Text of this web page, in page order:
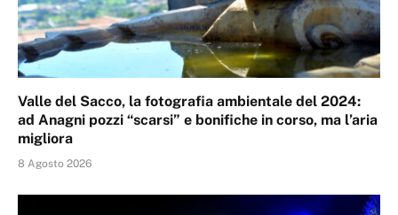
Valle del Sacco, la fotografia ambientale del 2024:
ad Anagni pozzi “scarsi” e bonifiche in corso, ma l’aria
migliora
8 Agosto 2026